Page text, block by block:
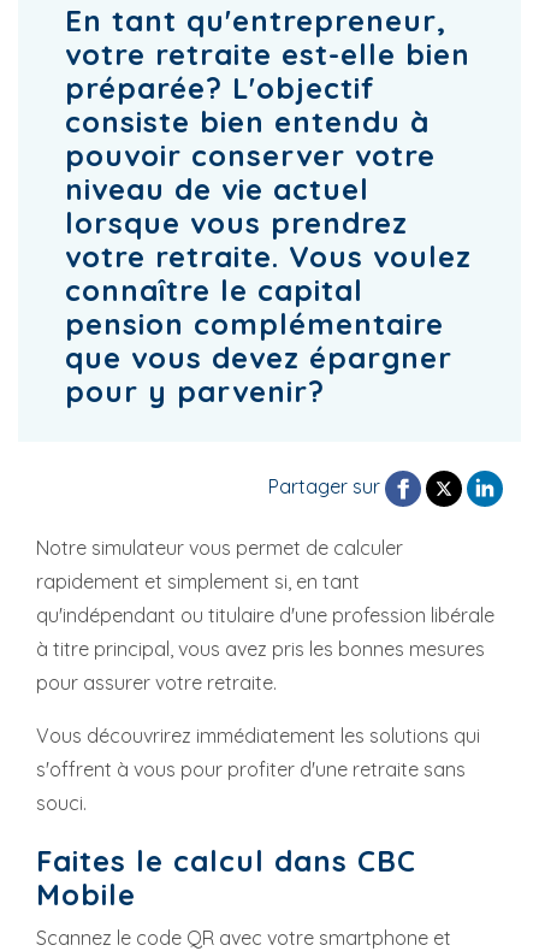
En tant qu'entrepreneur,
votre retraite est-elle bien
préparée? L'objectif
consiste bien entendu à
pouvoir conserver votre
niveau de vie actuel
lorsque vous prendrez
votre retraite. Vous voulez
connaître le capital
pension complémentaire
que vous devez épargner
pour y parvenir?
Partager sur
Notre simulateur vous permet de calculer
rapidement et simplement si, en tant
qu'indépendant ou titulaire d'une profession libérale
à titre principal, vous avez pris les bonnes mesures
pour assurer votre retraite.
Vous découvrirez immédiatement les solutions qui
s'offrent à vous pour profiter d'une retraite sans
souci.
Faites le calcul dans CBC
Mobile
Scannez le code QR avec votre smartphone et